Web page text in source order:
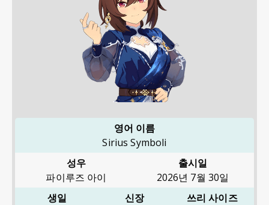
영어 이름
Sirius Symboli
성우
파이루즈 아이
출시일
2026년 7월 30일
생일
신장
쓰리 사이즈